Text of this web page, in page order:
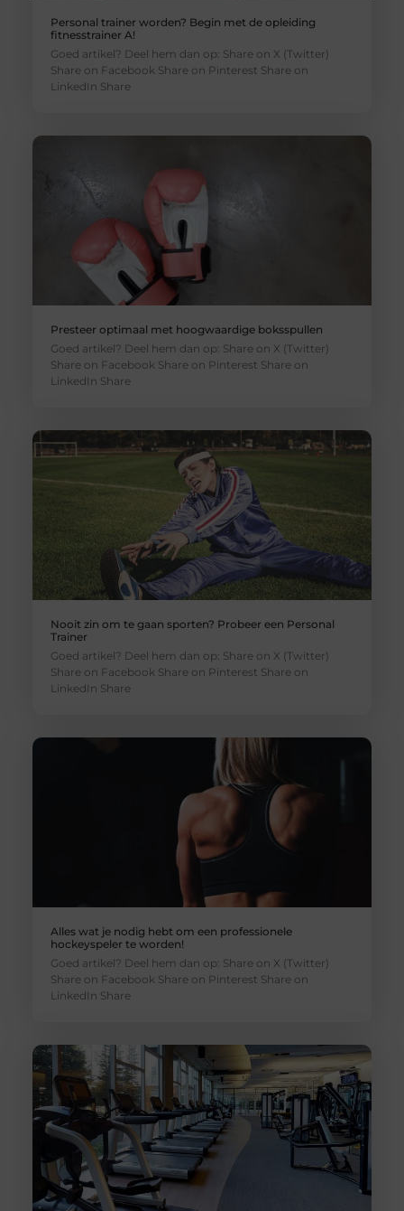
Personal trainer worden? Begin met de opleiding
fitnesstrainer A!
Goed artikel? Deel hem dan op: Share on X (Twitter)
Share on Facebook Share on Pinterest Share on
LinkedIn Share
Presteer optimaal met hoogwaardige boksspullen
Goed artikel? Deel hem dan op: Share on X (Twitter)
Share on Facebook Share on Pinterest Share on
LinkedIn Share
Nooit zin om te gaan sporten? Probeer een Personal
Trainer
Goed artikel? Deel hem dan op: Share on X (Twitter)
Share on Facebook Share on Pinterest Share on
LinkedIn Share
Alles wat je nodig hebt om een professionele
hockeyspeler te worden!
Goed artikel? Deel hem dan op: Share on X (Twitter)
Share on Facebook Share on Pinterest Share on
LinkedIn Share